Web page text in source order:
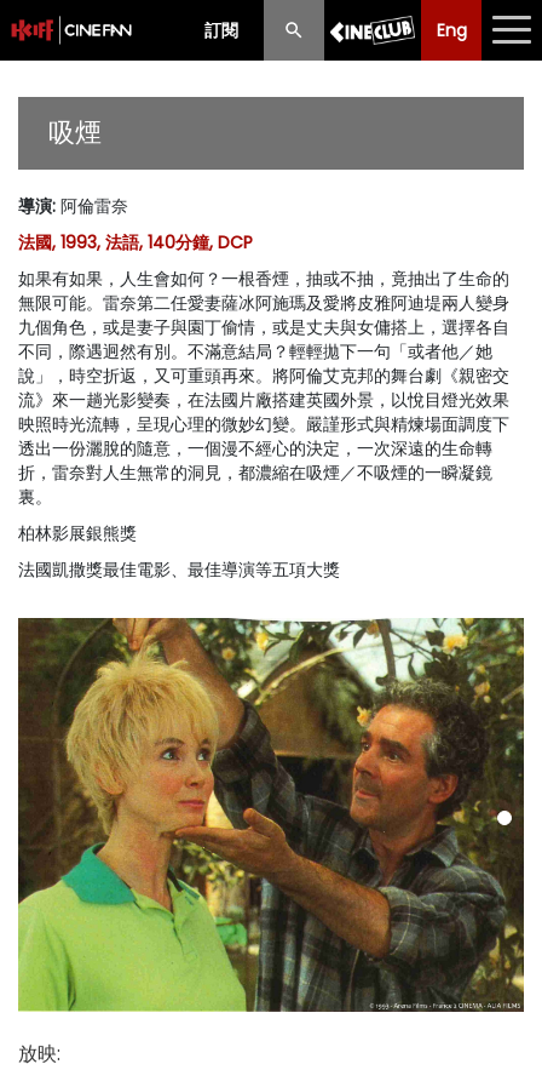
訂閱 Eng
Eng 中文
節目
購票須知
優惠計劃
前期節目
吸煙
導演: 阿倫雷奈
法國, 1993, 法語, 140分鐘, DCP
如果有如果，人生會如何？一根香煙，抽或不抽，竟抽出了生命的
無限可能。雷奈第二任愛妻薩冰阿施瑪及愛將皮雅阿迪堤兩人變身
九個角色，或是妻子與園丁偷情，或是丈夫與女傭搭上，選擇各自
不同，際遇迥然有別。不滿意結局？輕輕拋下一句「或者他／她
說」，時空折返，又可重頭再來。將阿倫艾克邦的舞台劇《親密交
流》來一趟光影變奏，在法國片廠搭建英國外景，以悅目燈光效果
映照時光流轉，呈現心理的微妙幻變。嚴謹形式與精煉場面調度下
透出一份灑脫的隨意，一個漫不經心的決定，一次深遠的生命轉
折，雷奈對人生無常的洞見，都濃縮在吸煙／不吸煙的一瞬凝鏡
裏。
柏林影展銀熊獎
法國凱撒獎最佳電影、最佳導演等五項大獎
放映: